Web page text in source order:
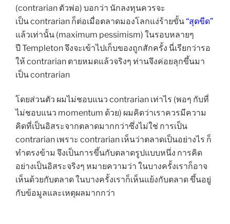
(contrarian ตัวพ่อ) บอกว่า นักลงทุนควรจะ
เป็น contrarian ก็ต่อเมื่อตลาดมองโลกแง่ร้ายขั้น“สุดขีด”
แล้วเท่านั้น (maximum pessimism) ในรอบหลายๆ
ปี Templeton จึงจะเข้าไปเก็บของถูกสักครั้ง นี่เรียกว่ารอ
ให้ contrarian ตายหมดแล้วจริงๆ ท่านจึงค่อยลุกขึ้นมา
เป็น contrarian
โดยส่วนตัว ผมไม่ชอบแนว contrarian เท่าไร (พอๆ กับที่
ไม่ชอบแนว momentum ด้วย) ผมคิดว่าเราควรมีความ
คิดที่เป็นอิสระจากตลาดมากกว่าซึ่งไม่ใช่ การเป็น
contrarian เพราะ contrarian เห็นว่าตลาดเป็นอย่างไร ก็
ทำตรงข้าม จึงเป็นการขึ้นกับตลาดรูปแบบหนึ่ง การคิด
อย่างเป็นอิสระจริงๆ หมายความว่า ในบางครั้งเราก็อาจ
เห็นด้วยกับตลาด ในบางครั้งเราก็เห็นแย้งกับตลาด ขึ้นอยู่
กับข้อมูลและเหตุผลมากกว่า